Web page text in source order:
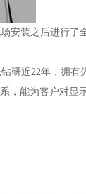
安装之后进行了
研近22年，拥有
，能为客户对显